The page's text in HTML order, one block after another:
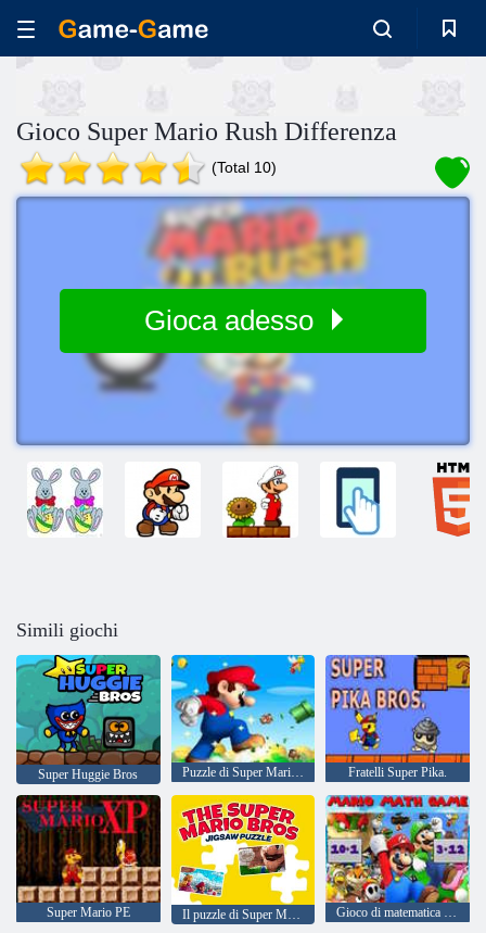
Gioco Super Mario Rush Differenza
(Total 10)
Gioca adesso
Simili giochi
Super Huggie Bros Puzzle di Super Mario: stagione 2 Fratelli Super Pika.
Super Mario PE Gioco di matematica di Mario